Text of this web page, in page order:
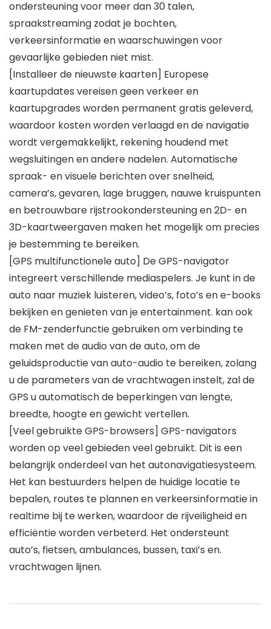
ondersteuning voor meer dan 30 talen,
spraakstreaming zodat je bochten,
verkeersinformatie en waarschuwingen voor
gevaarlijke gebieden niet mist.
[Installeer de nieuwste kaarten] Europese
kaartupdates vereisen geen verkeer en
kaartupgrades worden permanent gratis geleverd,
waardoor kosten worden verlaagd en de navigatie
wordt vergemakkelijkt, rekening houdend met
wegsluitingen en andere nadelen. Automatische
spraak- en visuele berichten over snelheid,
camera’s, gevaren, lage bruggen, nauwe kruispunten
en betrouwbare rijstrookondersteuning en 2D- en
3D-kaartweergaven maken het mogelijk om precies
je bestemming te bereiken.
[GPS multifunctionele auto] De GPS-navigator
integreert verschillende mediaspelers. Je kunt in de
auto naar muziek luisteren, video’s, foto’s en e-books
bekijken en genieten van je entertainment. kan ook
de FM-zenderfunctie gebruiken om verbinding te
maken met de audio van de auto, om de
geluidsproductie van auto-audio te bereiken, zolang
u de parameters van de vrachtwagen instelt, zal de
GPS u automatisch de beperkingen van lengte,
breedte, hoogte en gewicht vertellen.
[Veel gebruikte GPS-browsers] GPS-navigators
worden op veel gebieden veel gebruikt. Dit is een
belangrijk onderdeel van het autonavigatiesysteem.
Het kan bestuurders helpen de huidige locatie te
bepalen, routes te plannen en verkeersinformatie in
realtime bij te werken, waardoor de rijveiligheid en
efficiëntie worden verbeterd. Het ondersteunt
auto’s, fietsen, ambulances, bussen, taxi’s en.
vrachtwagen lijnen.